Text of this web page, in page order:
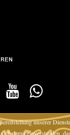
unserer
damit einverstanden,